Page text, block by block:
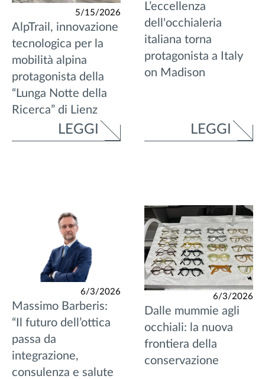
5/15/2026
AlpTrail, innovazione
tecnologica per la
mobilità alpina
protagonista della
“Lunga Notte della
Ricerca” di Lienz
LEGGI
L’eccellenza
dell'occhialeria
italiana torna
protagonista a Italy
on Madison
LEGGI
6/3/2026
Massimo Barberis:
“Il futuro dell’ottica
passa da
integrazione,
consulenza e salute
6/3/2026
Dalle mummie agli
occhiali: la nuova
frontiera della
conservazione